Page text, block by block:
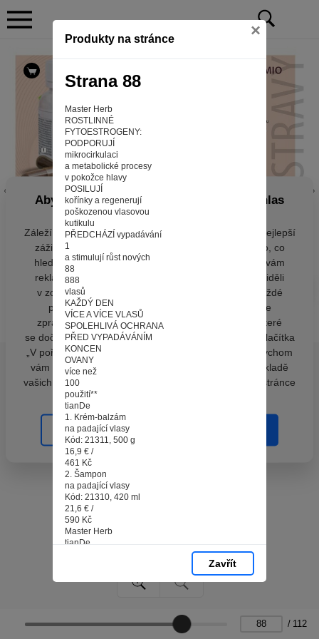
Produkty na stránce ×
Strana 88
Master Herb
ROSTLINNÉ
FYTOESTROGENY:
PODPORUJÍ
mikrocirkulaci
a metabolické procesy
v pokožce hlavy
POSILUJÍ
kořínky a regenerují
poškozenou vlasovou
kutikulu
PŘEDCHÁZÍ vypadávání
1
a stimulují růst nových
88
888
vlasů
KAŽDÝ DEN
VÍCE A VÍCE VLASŮ
SPOLEHLIVÁ OCHRANA
PŘED VYPADÁVÁNÍM
KONCEN
OVANY
více než
100
použití**
tianDe
1. Krém-balzám
na padající vlasy
Kód: 21311, 500 g
16,9 € /
461 Kč
2. Šampon
na padající vlasy
Kód: 21310, 420 ml
21,6 € /
590 Kč
Master Herb
tianDe
2
Zavřít
/ 112
Aby web fungoval tak, jak ho znáte (souhlas
s cookies)
Záleží nám na tom, aby pro vás nakupování bylo co nejlepší
zážitkem. Abyste na našich stránkách rychle našli to, co
hledáte, ušetřili spoustu klikání a nezobrazovaly se vám
reklamy na věci, které vás nezajímají. Abyste web viděli
v zobrazení na které jste zvyklí a nemuseli se pokaždé
přihlašovat. Proto od vás potřebujeme souhlas se
zpracováním souborů cookies - malých souborů, které
se dočasně ukládají ve vašem prohlížeči. Stisknutím tlačítka
„V pořádku“ souhlasíte s nastavením cookies tak, abychom
vám poskytovali smysluplné a užitečné služby na základě
vašich údajů. Svůj souhlas můžete kdykoli změnit na stránce
Spravovat cookies